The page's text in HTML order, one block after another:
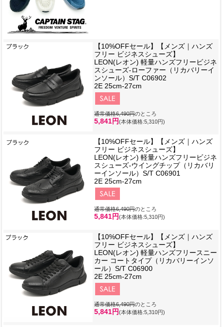
【10%OFFセール】【メンズ｜ハンズ
フリー ビジネスシューズ】
LEON(レオン) 軽量ハンズフリービジネ
スシューズ-ローファー（リカバリーイ
ンソール）S/T C06902
2E 25cm-27cm
通常価格6,490円のところ
5,841円(本体価格:5,310円)
【10%OFFセール】【メンズ｜ハンズ
フリー ビジネスシューズ】
LEON(レオン) 軽量ハンズフリービジネ
スシューズ-ウイングチップ（リカバリ
ーインソール）S/T C06901
2E 25cm-27cm
通常価格6,490円のところ
5,841円(本体価格:5,310円)
【10%OFFセール】【メンズ｜ハンズ
フリー ビジネスシューズ】
LEON(レオン) 軽量ハンズフリースニー
カー コートタイプ（リカバリーインソ
ール）S/T C06900
2E 25cm-27cm
通常価格6,490円のところ
5,841円(本体価格:5,310円)